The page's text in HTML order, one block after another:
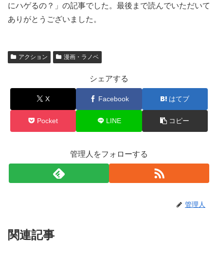
にハゲるの？」の記事でした。最後まで読んでいただいて
ありがとうございました。
アクション 漫画・ラノベ
シェアする
X Facebook はてブ
Pocket LINE コピー
管理人をフォローする
管理人
関連記事